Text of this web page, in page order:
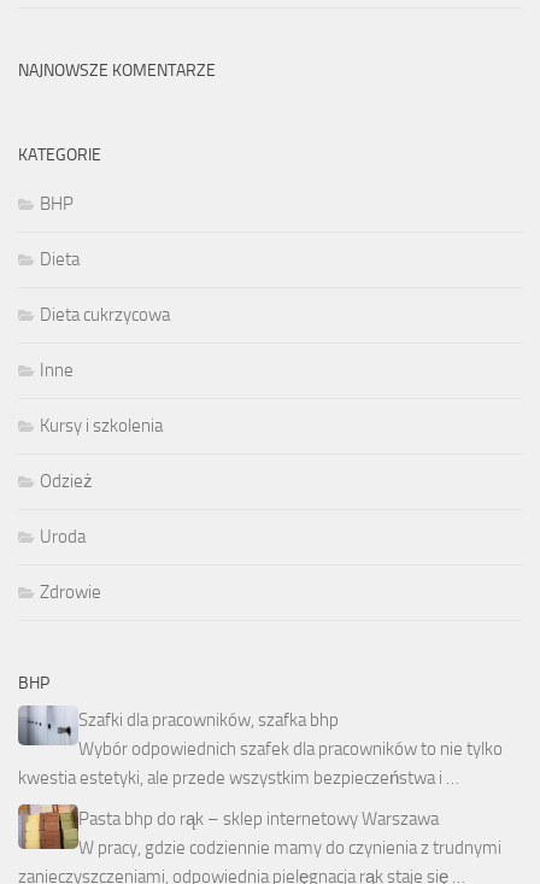
NAJNOWSZE KOMENTARZE
KATEGORIE
BHP
Dieta
Dieta cukrzycowa
Inne
Kursy i szkolenia
Odzież
Uroda
Zdrowie
BHP
Szafki dla pracowników, szafka bhp
Wybór odpowiednich szafek dla pracowników to nie tylko
kwestia estetyki, ale przede wszystkim bezpieczeństwa i …
Pasta bhp do rąk – sklep internetowy Warszawa
W pracy, gdzie codziennie mamy do czynienia z trudnymi
zanieczyszczeniami, odpowiednia pielęgnacja rąk staje się …